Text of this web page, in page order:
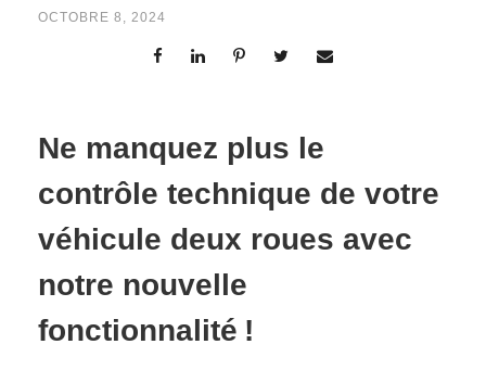
OCTOBRE 8, 2024
Ne manquez plus le
contrôle technique de votre
véhicule deux roues avec
notre nouvelle
fonctionnalité !